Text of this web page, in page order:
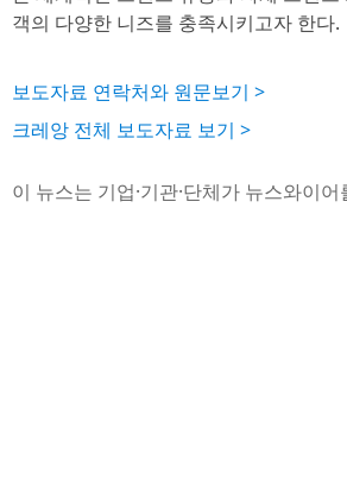
객의 다양한 니즈를 충족시키고자 한다.
보도자료 연락처와 원문보기 >
크레앙 전체 보도자료 보기 >
이 뉴스는 기업·기관·단체가 뉴스와이